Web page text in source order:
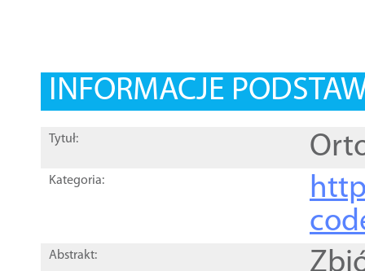
INFORMACJE
Tytuł:
Kategoria:
Abstrakt: